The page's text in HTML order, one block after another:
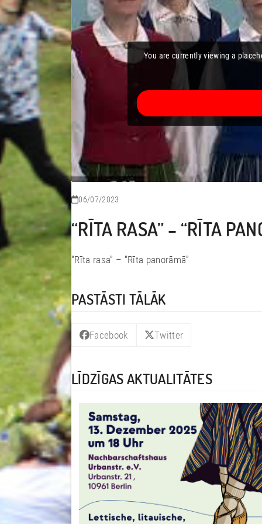
You are currently viewing a
06/07/2023
“RĪTA RASA” – “RĪTA
“Rīta rasa” – “Rīta panorāmā”
PASTĀSTI TĀLĀK
Facebook Twitter
LĪDZĪGAS AKTUALITĀTES